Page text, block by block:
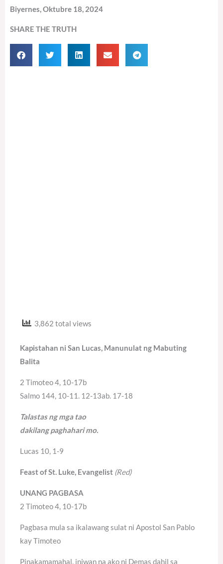
Biyernes, Oktubre 18, 2024
SHARE THE TRUTH
3,862 total views
Kapistahan ni San Lucas, Manunulat ng Mabuting
Balita
2 Timoteo 4, 10-17b
Salmo 144, 10-11. 12-13ab. 17-18
Talastas ng mga tao
dakilang paghahari mo.
Lucas 10, 1-9
Feast of St. Luke, Evangelist (Red)
UNANG PAGBASA
2 Timoteo 4, 10-17b
Pagbasa mula sa ikalawang sulat ni Apostol San Pablo
kay Timoteo
Pinakamamahal, iniwan na ako ni Demas dahil sa